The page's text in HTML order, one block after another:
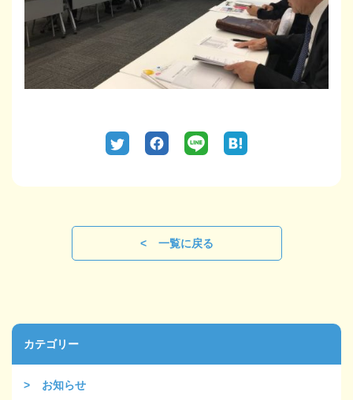
一覧に戻る
カテゴリー
お知らせ